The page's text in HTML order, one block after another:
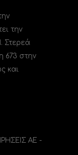
την
Στερεά
673 στην
και
ΑΕ -